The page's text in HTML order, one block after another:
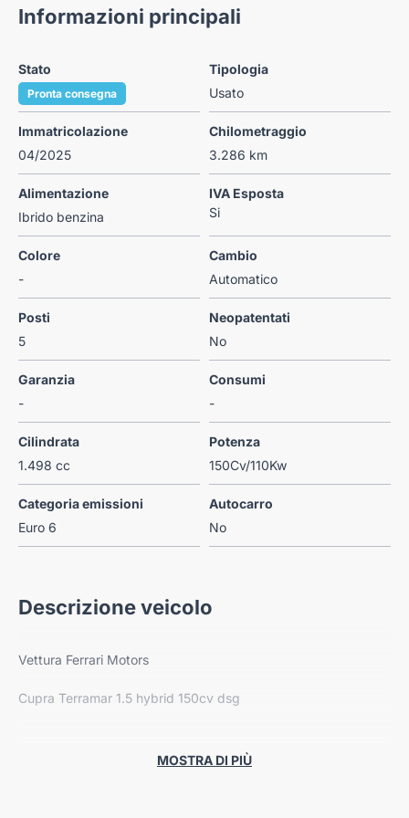
Informazioni principali
Stato
Pronta consegna
Tipologia
Usato
Immatricolazione
04/2025
Chilometraggio
3.286 km
Alimentazione
Ibrido benzina
IVA Esposta
Si
Colore
-
Cambio
Automatico
Posti
5
Neopatentati
No
Garanzia
-
Consumi
-
Cilindrata
1.498 cc
Potenza
150Cv/110Kw
Categoria emissioni
Euro 6
Autocarro
No
Descrizione veicolo
Vettura Ferrari Motors
Cupra Terramar 1.5 hybrid 150cv dsg
MOSTRA DI PIÙ